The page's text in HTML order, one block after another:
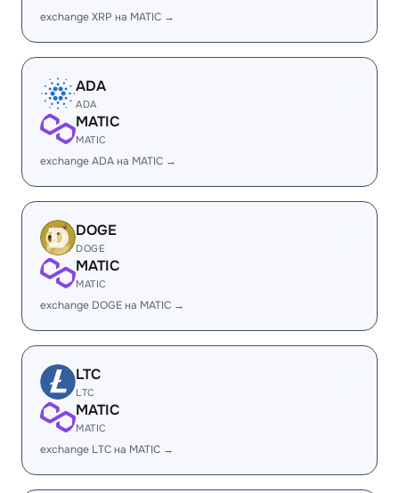
exchange XRP на MATIC →
ADA
ADA
MATIC
MATIC
exchange ADA на MATIC →
DOGE
DOGE
MATIC
MATIC
exchange DOGE на MATIC →
LTC
LTC
MATIC
MATIC
exchange LTC на MATIC →